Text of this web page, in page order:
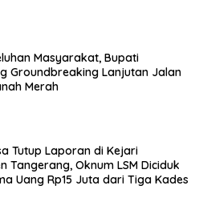
Masyarakat, Bupati
Groundbreaking Lanjutan Jalan
Merah
Tutup Laporan di Kejari
Tangerang, Oknum LSM Diciduk
Uang Rp15 Juta dari Tiga Kades